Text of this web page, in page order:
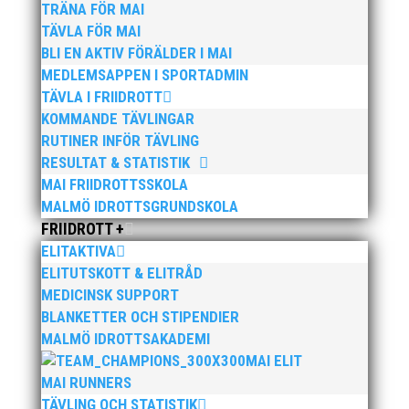
TRÄNA FÖR MAI
TÄVLA FÖR MAI
BLI EN AKTIV FÖRÄLDER I MAI
MEDLEMSAPPEN I SPORTADMIN
TÄVLA I FRIIDROTT
KOMMANDE TÄVLINGAR
RUTINER INFÖR TÄVLING
RESULTAT & STATISTIK
MAI FRIIDROTTSSKOLA
MALMÖ IDROTTSGRUNDSKOLA
FRIIDROTT +
ELITAKTIVA
ELITUTSKOTT & ELITRÅD
MEDICINSK SUPPORT
BLANKETTER OCH STIPENDIER
MALMÖ IDROTTSAKADEMI
MAI ELIT
MAI RUNNERS
TÄVLING OCH STATISTIK
besökas av ca 3 500 deltagare från 350 föreningar
och drygt 20 nationer.
Våra MAI:are kommer bla kämpa om att ta den
åtråvärda lagbucklan, som vi tappade greppet om i
fjol, tillbaka ”hem” till Malmö igen.
Lycka till säger vi till alla aktiva och ledare!
Publicerat tidigare